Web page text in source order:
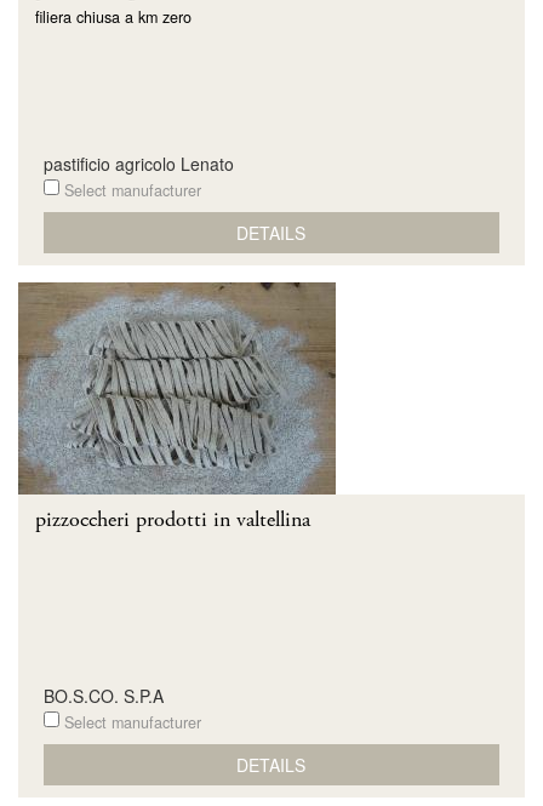
filiera chiusa a km zero
pastificio agricolo Lenato
Select manufacturer
DETAILS
pizzoccheri prodotti in valtellina
BO.S.CO. S.P.A
Select manufacturer
DETAILS